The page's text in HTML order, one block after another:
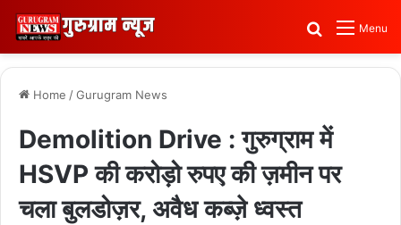
Menu
Search for
Home /Gurugram News
Demolition Drive : गुरुग्राम में
HSVP की करोड़ो रुपए की ज़मीन पर
चला बुलडोज़र, अवैध कब्ज़े ध्वस्त